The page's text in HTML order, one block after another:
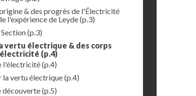
& des progrès de l'Électricité
l'expérience de Leyde(p.3)
(p.3)
vertu électrique & des corps
(p.4)
l'électricité(p.4)
vertu électrique(p.4)
découverte(p.5)